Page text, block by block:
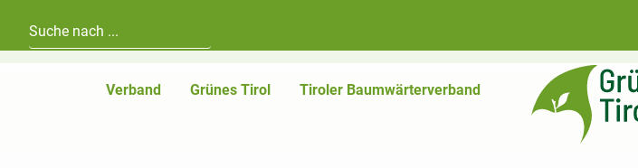
Verband Grünes Tirol Tiroler Baumwärterverband